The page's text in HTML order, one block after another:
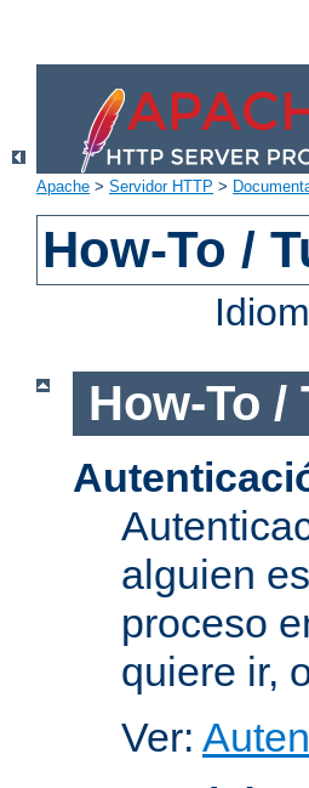
Apache > Servidor HTTP >
How-To /
How-To /
alguien
proceso
quiere ir,
Ver: